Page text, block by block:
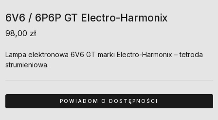
6V6 / 6P6P GT Electro-Harmonix
98,00 zł
Lampa elektronowa 6V6 GT marki Electro-Harmonix – tetroda
strumieniowa.